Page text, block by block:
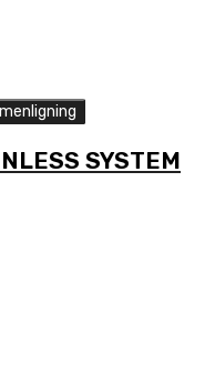
SYSTEM